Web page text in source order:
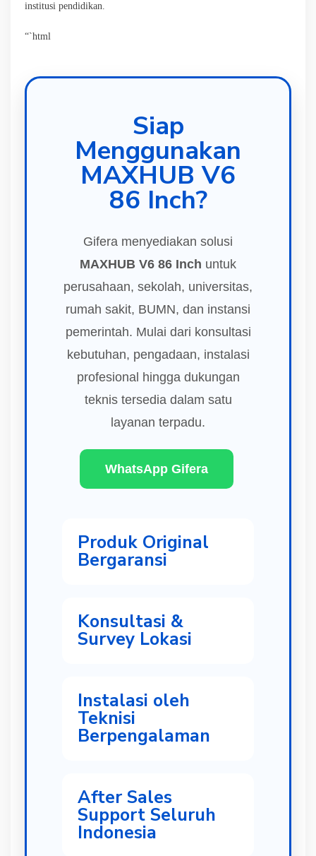
institusi pendidikan.
“`html
Siap
Menggunakan
MAXHUB V6
86 Inch?
Gifera menyediakan solusi
MAXHUB V6 86 Inch untuk
perusahaan, sekolah, universitas,
rumah sakit, BUMN, dan instansi
pemerintah. Mulai dari konsultasi
kebutuhan, pengadaan, instalasi
profesional hingga dukungan
teknis tersedia dalam satu
layanan terpadu.
WhatsApp Gifera
Produk Original
Bergaransi
Konsultasi &
Survey Lokasi
Instalasi oleh
Teknisi
Berpengalaman
After Sales
Support Seluruh
Indonesia